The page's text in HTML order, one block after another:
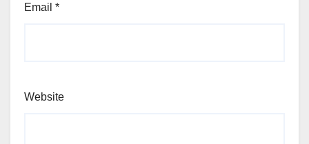
Email *
Website